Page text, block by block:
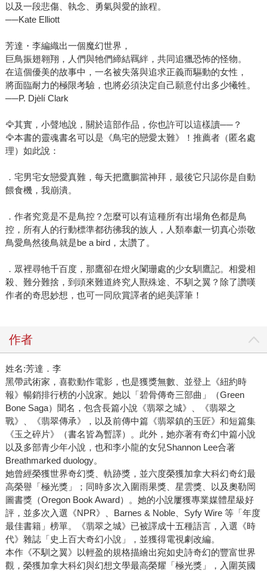
以及一段悲傷、執念、勇氣與愛的旅程。
──Kate Elliott
芳達・李編織出一個魔幻世界，
巨鳥振翅翱翔，人們與牠們締結羈絆，共同追獵恐怖的怪物。
在這個優美的故事中，一名被失落與追求正義而驅動的女性，
將面臨耐力的極限考驗，也將必須決定自己願意付出多少犧牲。
──P. Djèlí Clark
🦅其實，小聲地說，關於這部作品，你也許可以這樣讀──？
🦅本書的靈魂書名可以是《鳥宅的戀愛太難》！推薦者（匿名處
理）如此說：
．宅男宅女戀愛真難，每天把鷹鵬當神拜，最後它只認你是自動
餵食機，我崩潰。
．作者究竟是不是鳥控？怎麼可以有這種所有出場角色都是鳥
控，所有人的行動標準都彷彿我的族人，人類奉獻一切真心崇敬
鳥愛鳥然後鳥就是be a bird，太讚了。
．眾裡尋牠千百度，那鷹卻在燈火闌珊處的少女馴鷹記。相愛相
殺、難分難捨，到頭來難道終究人獸殊途、不馴之翼？除了讚嘆
作者的奇思妙想，也可一同欣賞譯者的絕美譯筆！
作者
姓名:芳達．李
黑帶武術家，喜歡動作電影，也是獲獎無數、並登上《紐約時
報》暢銷排行榜的小說家。她以「碧骨傳奇三部曲」（Green
Bone Saga）聞名，包含長篇小說《翡翠之城》、《翡翠之
戰》、《翡翠傳承》，以及前傳中篇《翡翠鎮的玉匠》和短篇集
《玉之碎片》（書名皆為暫譯）。此外，她亦著有奇幻中篇小說
以及多部青少年小說，也和李小龍的女兒Shannon Lee合著
Breathmarked duology。
她曾經榮獲世界奇幻獎、軌跡獎，並六度榮獲加拿大科幻奇幻最
高榮譽「極光獎」；同時多次入圍雨果獎、星雲獎、以及奧勒岡
圖書獎（Oregon Book Award）。她的小說屢獲專業媒體星級好
評，並多次入選《NPR》、Barnes & Noble、Syfy Wire 等「年度
最佳書籍」榜單。《翡翠之城》已被譯成十五種語言，入選《時
代》雜誌「史上百大奇幻小說」，並獲得電視劇改編。
本作《不馴之翼》以輕盈的規格描繪出宛如史詩奇幻的豐富世界
觀，榮獲加拿大科幻與幻想文學最高榮耀「極光獎」，入圍英國